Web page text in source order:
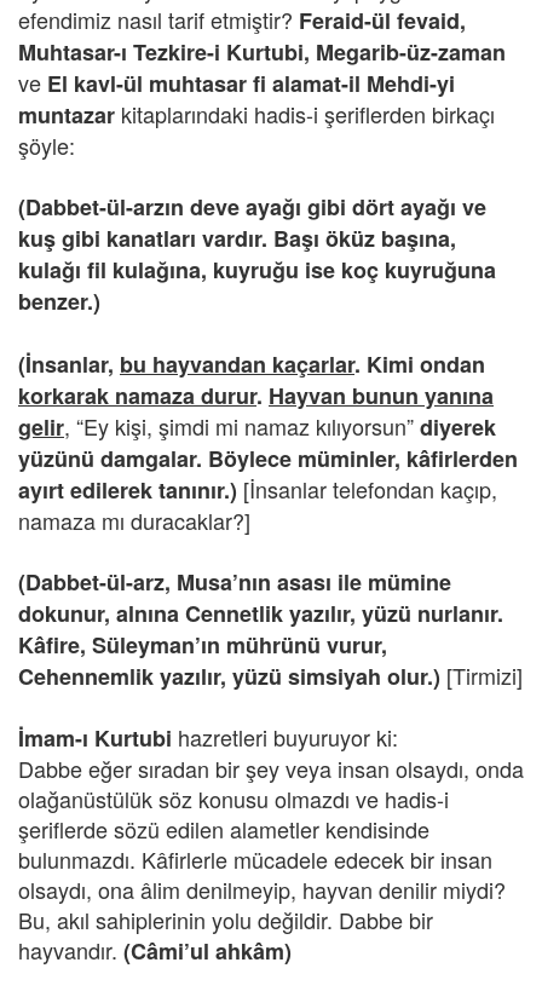
efendimiz nasıl tarif etmiştir? Feraid-ül fevaid,
Muhtasar-ı Tezkire-i Kurtubi, Megarib-üz-zaman
ve El kavl-ül muhtasar fi alamat-il Mehdi-yi
muntazar kitaplarındaki hadis-i şeriflerden birkaçı
şöyle:
(Dabbet-ül-arzın deve ayağı gibi dört ayağı ve
kuş gibi kanatları vardır. Başı öküz başına,
kulağı fil kulağına, kuyruğu ise koç kuyruğuna
benzer.)
(İnsanlar, bu hayvandan kaçarlar. Kimi ondan
korkarak namaza durur. Hayvan bunun yanına
gelir, “Ey kişi, şimdi mi namaz kılıyorsun”diyerek
yüzünü damgalar. Böylece müminler, kâfirlerden
ayırt edilerek tanınır.) [İnsanlar telefondan kaçıp,
namaza mı duracaklar?]
(Dabbet-ül-arz, Musa’nın asası ile mümine
dokunur, alnına Cennetlik yazılır, yüzü nurlanır.
Kâfire, Süleyman’ın mührünü vurur,
Cehennemlik yazılır, yüzü simsiyah olur.) [Tirmizi]
İmam-ı Kurtubi hazretleri buyuruyor ki:
Dabbe eğer sıradan bir şey veya insan olsaydı, onda
olağanüstülük söz konusu olmazdı ve hadis-i
şeriflerde sözü edilen alametler kendisinde
bulunmazdı. Kâfirlerle mücadele edecek bir insan
olsaydı, ona âlim denilmeyip, hayvan denilir miydi?
Bu, akıl sahiplerinin yolu değildir. Dabbe bir
hayvandır. (Câmi’ul ahkâm)